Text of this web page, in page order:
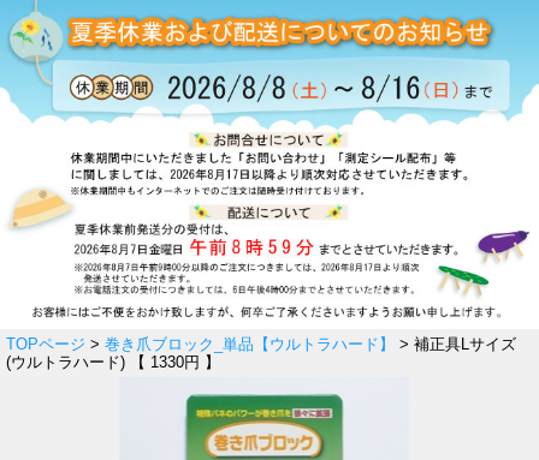
TOPページ > 巻き爪ブロック_単品【ウルトラハード】
> 補正具Lサイズ
(ウルトラハード) 【 1330円 】